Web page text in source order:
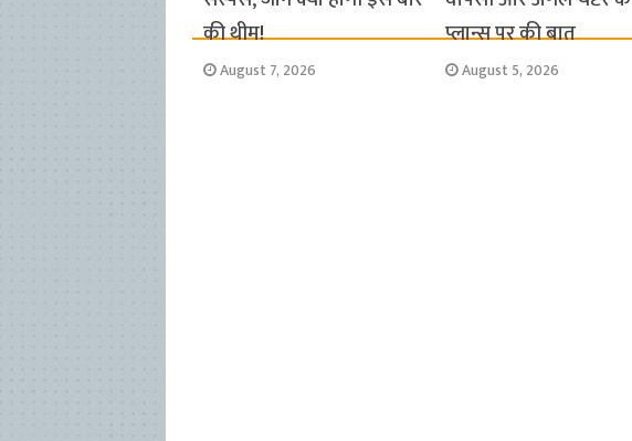
की थीम!
August 7, 2026
प्लान्स पर की बात
August 5, 2026